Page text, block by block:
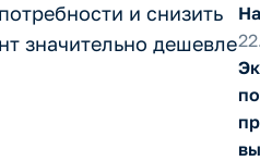
и снизить
значительно дешевле